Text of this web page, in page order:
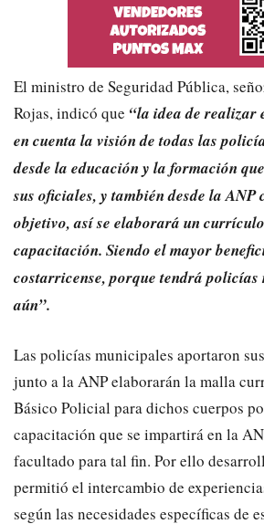
El ministro de Seguridad Pública,
Rojas, indicó que “la idea de realizar
en cuenta la visión de todas las
desde la educación y la formación
sus oficiales, y también desde la ANP
objetivo, así se elaborará un
capacitación. Siendo el mayor
costarricense, porque tendrá policías
aún”.
Las policías municipales aportaron
junto a la ANP elaborarán la malla
Básico Policial para dichos cuerpos
capacitación que se impartirá en la
facultado para tal fin. Por ello
permitió el intercambio de
según las necesidades específicas de